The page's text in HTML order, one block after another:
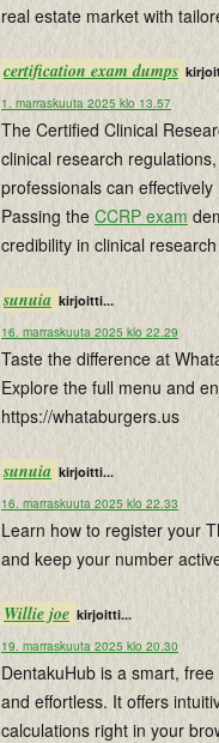
real estate market with
certification exam dumps
1. marraskuuta 2025 klo 13.57
The Certified Clinical
clinical research
professionals can
Passing the CCRP exam
credibility in clinical
sunuia kirjoitti...
16. marraskuuta 2025 klo 22.29
Taste the difference at
Explore the full menu and
https://whataburgers.us
sunuia kirjoitti...
16. marraskuuta 2025 klo 22.33
Learn how to register your
and keep your number
Willie joe kirjoitti...
19. marraskuuta 2025 klo 20.30
DentakuHub is a smart,
and effortless. It offers
calculations right in your